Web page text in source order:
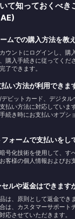
て知っておくべき
ムでの購入方法を教
ウントにログインし、購
購入手続きに従ってくだ
了できます。
い方法が利用できま
ビットカード、デジタ
払い方法に対応していま
続き時にお支払いオプシ
ォームで支払いをし
号化技術を使用して、す
客様の個人情報およびお
ルや返金はできます
は、原則として返金でき
は、カスタマーサポート
応させていただきます。